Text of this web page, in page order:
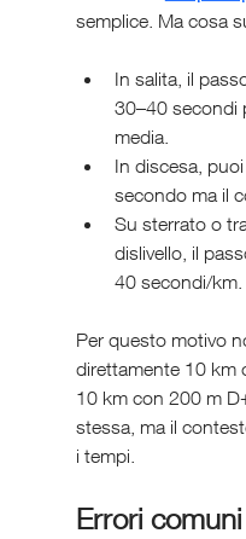
semplice. Ma cosa
In salita, il
30–40 secondi
media.
In discesa,
secondo ma il
Su sterrato o
dislivello, il
40 secondi/km.
Per questo motivo
direttamente 10 km
10 km con 200 m
stessa, ma il
i tempi.
Errori